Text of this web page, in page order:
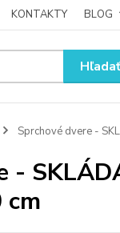
KONTAKTY BLOG
Hľadať
Sprchové dvere -
-
cm